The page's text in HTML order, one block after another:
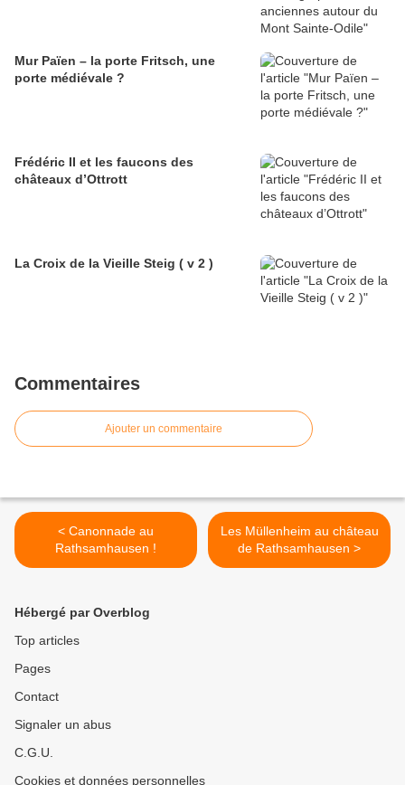
Mur Païen – la porte Fritsch, une
porte médiévale ?
Frédéric II et les faucons des
châteaux d’Ottrott
La Croix de la Vieille Steig ( v 2 )
Commentaires
Ajouter un commentaire
< Canonnade au
Rathsamhausen !
Les Müllenheim au château
de Rathsamhausen >
Hébergé par Overblog
Top articles
Pages
Contact
Signaler un abus
C.G.U.
Cookies et données personnelles